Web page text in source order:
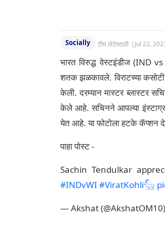
Socially टीम लेटेस्टली | Jul 22,
भारत विरुद्ध वेस्टइंडीज (IND
शतक झळकावले. विराटच्या
केली. दरम्यान मास्टर ब्लास्टर
केले आहे. सचिनने आपल्या
येत आहे. या फोटोला हटके
पाहा पोस्ट -
Sachin Tendulkar
#INDvWI #ViratKohli𓃵
— Akshat (@AkshatOM10)